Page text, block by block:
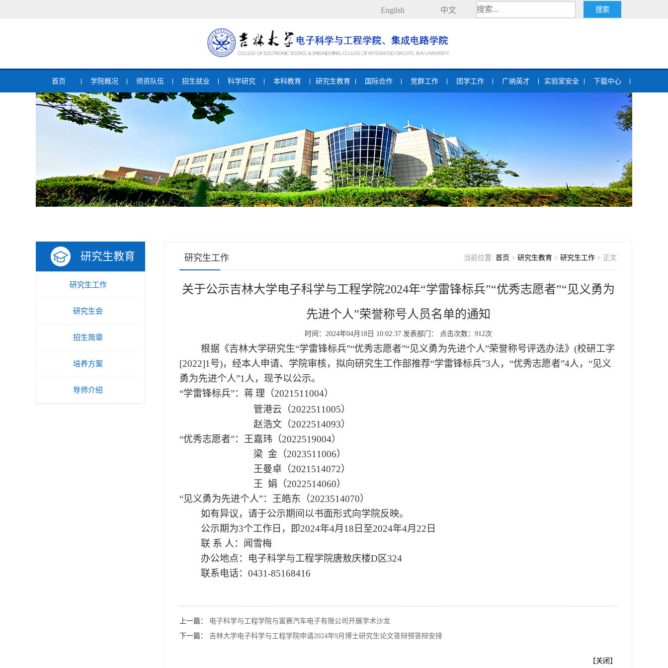
English 中文
首页 学院概况 师资队伍 招生就业 科学研究 本科教育 研究生教育 国际合作 党群工作 团学工作 广纳英才 实验室安全 下载中心
研究生教育
研究生工作
研究生会
招生简章
培养方案
导师介绍
研究生工作 当前位置: 首页 > 研究生教育 > 研究生工作 > 正文
关于公示吉林大学电子科学与工程学院2024年“学雷锋标兵”“优秀志愿者”“见义勇为
先进个人”荣誉称号人员名单的通知
时间：2024年04月18日 10:02:37 发表部门： 点击次数： 912次
根据《吉林大学研究生“学雷锋标兵”“优秀志愿者”“见义勇为先进个人”荣誉称号评选办法》(校研工字
[2022]1号)，经本人申请、 学院审核，拟向研究生工作部推荐“学雷锋标兵”3人， “优秀志愿者”4人， “见义
勇为先进个人”1 人，现予以公示。
“学雷锋标兵”： 蒋 理 （2021511004）
管港云（2022511005）
赵浩文（2022514093）
“优秀志愿者”： 王嘉玮 （2022519004）
梁 金（2023511006）
王曼卓（2021514072）
王
娟（2022514060）
“见义勇为先进个人”： 王皓东（2023514070）
如有异议，请于公示期间以书面形式向学院反映。
公示期为3个工作日 ， 即2024年4月18 日至2024年4月 22 日
联 系 人：闻雪梅
办公地点：电子科学与工程学院唐敖庆楼D区324
联系电话： 0431-85168416
上一篇：
电子科学与工程学院与富赛汽车电子有限公司开展学术沙龙
下一篇：
吉林大学电子科学与工程学院申请2024年9月博士研究生论文答辩预答辩安排
【关闭 】